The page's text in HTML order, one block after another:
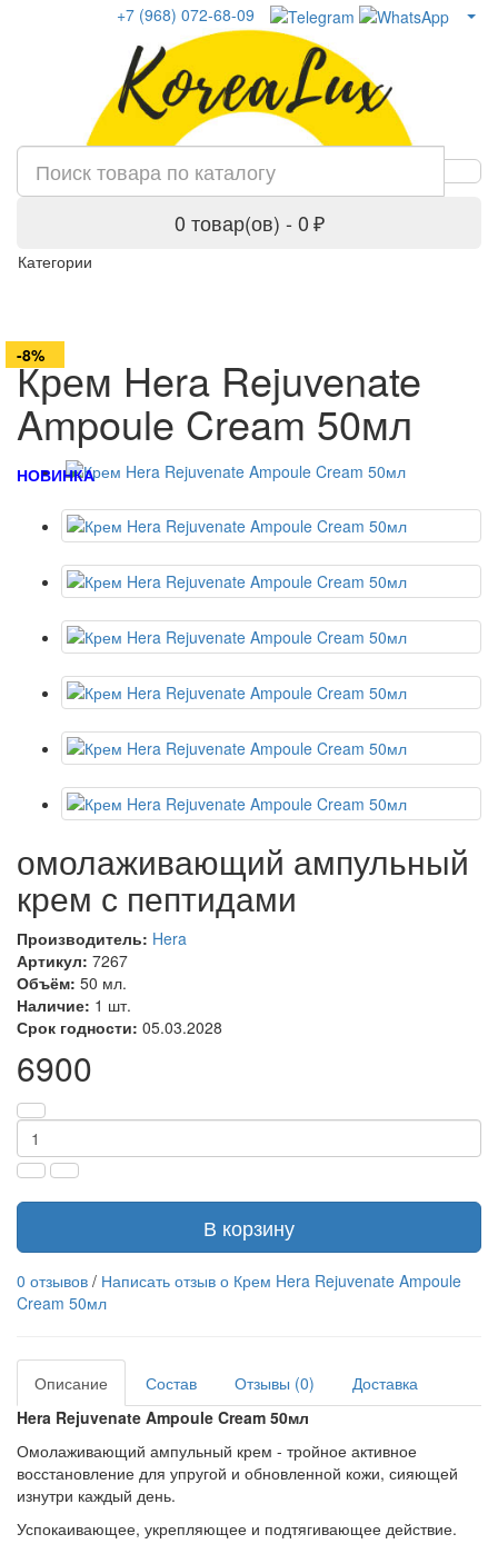
+7 (968) 072-68-09
0 товар(ов) - 0 ₽
Категории
Крем Hera Rejuvenate
Ampoule Cream 50мл
НОВИНКА
омолаживающий ампульный
крем с пептидами
Производитель: Hera
Артикул: 7267
Объём: 50 мл.
Наличие: 1 шт.
Срок годности: 05.03.2028
6900
В корзину
0 отзывов / Написать отзыв о Крем Hera Rejuvenate Ampoule
Cream 50мл
Описание Состав Отзывы (0)
Доставка
Hera Rejuvenate Ampoule Cream 50мл
Омолаживающий ампульный крем - тройное активное
восстановление для упругой и обновленной кожи, сияющей
изнутри каждый день.
Успокаивающее, укрепляющее и подтягивающее действие.
-11%
-18%
-7%
-29%
-29%
-34%
-8%